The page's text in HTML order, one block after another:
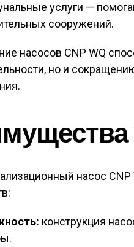
услуги —
сооружений.
насосов CNP WQ
но и
насос
конструкция